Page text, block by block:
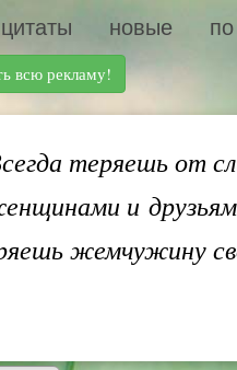
новые
всю рекламу!
теряешь от
и
жемчужину